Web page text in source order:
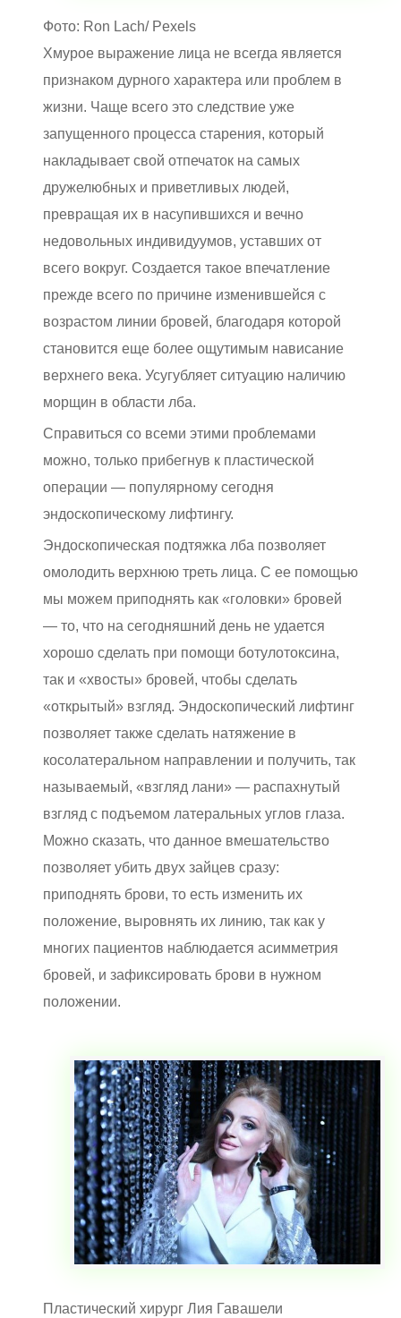
Фото: Ron Lach/ Pexels
Хмурое выражение лица не всегда является
признаком дурного характера или проблем в
жизни. Чаще всего это следствие уже
запущенного процесса старения, который
накладывает свой отпечаток на самых
дружелюбных и приветливых людей,
превращая их в насупившихся и вечно
недовольных индивидуумов, уставших от
всего вокруг. Создается такое впечатление
прежде всего по причине изменившейся с
возрастом линии бровей, благодаря которой
становится еще более ощутимым нависание
верхнего века. Усугубляет ситуацию наличию
морщин в области лба.
Справиться со всеми этими проблемами
можно, только прибегнув к пластической
операции — популярному сегодня
эндоскопическому лифтингу.
Эндоскопическая подтяжка лба позволяет
омолодить верхнюю треть лица. С ее помощью
мы можем приподнять как «головки» бровей
— то, что на сегодняшний день не удается
хорошо сделать при помощи ботулотоксина,
так и «хвосты» бровей, чтобы сделать
«открытый» взгляд. Эндоскопический лифтинг
позволяет также сделать натяжение в
косолатеральном направлении и получить, так
называемый, «взгляд лани» — распахнутый
взгляд с подъемом латеральных углов глаза.
Можно сказать, что данное вмешательство
позволяет убить двух зайцев сразу:
приподнять брови, то есть изменить их
положение, выровнять их линию, так как у
многих пациентов наблюдается асимметрия
бровей, и зафиксировать брови в нужном
положении.
Пластический хирург Лия Гавашели